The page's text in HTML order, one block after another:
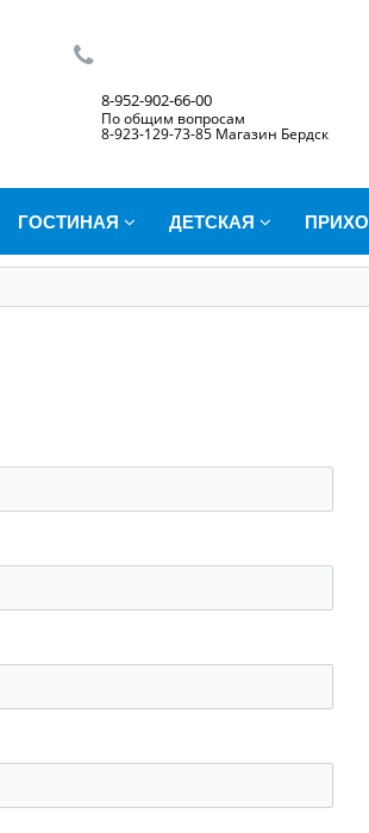
8-952-902-66-00
По общим вопросам
8-923-129-73-85 Магазин Бердск
ГОСТИНАЯ ДЕТСКАЯ